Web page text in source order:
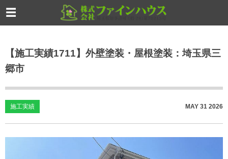
【施工実績1711】外壁塗装・屋根塗装：埼玉県三
郷市
施工実績 MAY 31 2026